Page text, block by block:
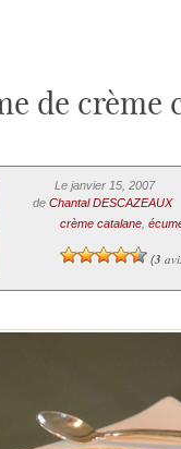
de crème
Le janvier 15, 2007
de Chantal DESCAZEAUX
crème catalane,
(3